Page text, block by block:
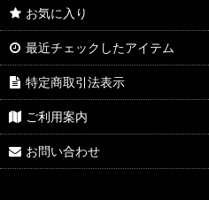
イケメン戦国 時をかける恋
イケメン革命 アリスと恋の魔法
イケメンヴァンパイア
A3!(エースリー)
俺を好きなのはお前だけかよ
お気に入り
最近チェックしたアイテム
特定商取引法表示
ご利用案内
お問い合わせ